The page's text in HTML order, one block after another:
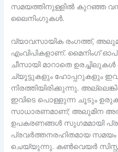
സമയത്തിനുള്ളിൽ കുറഞ്ഞ
ലൈനിംഗുകൾ.
വ്യാവസായിക രംഗത്ത്,
എംവിപികളാണ്. മൈനിംഗ്
ചീസായി മാറാതെ
ച്യൂട്ടുകളും ഹോപ്പറുകളും ഇവ
നിരത്തിയിരിക്കുന്നു.
ഇവിടെ പൊള്ളുന്ന ചൂടും
സാധാരണമാണ്; അലുമിന അത്
ഉപകരണങ്ങൾ സുഗമമായി
പ്രവർത്തനരഹിതമായ
ചെയ്യുന്നു. കൺവെയർ